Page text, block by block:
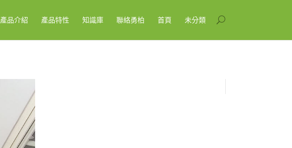
產品介紹 產品特性 知識庫 聯絡勇柏 首頁 未分類